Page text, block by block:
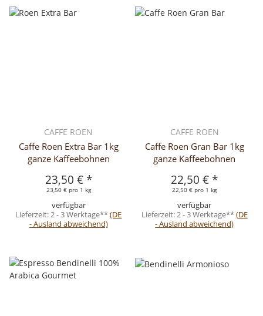
CAFFE ROEN
Caffe Roen Extra Bar 1kg
ganze Kaffeebohnen
23,50 € *
23,50 € pro 1 kg
verfügbar
Lieferzeit:2 - 3 Werktage**(DE
- Ausland abweichend)
CAFFE ROEN
Caffe Roen Gran Bar 1kg
ganze Kaffeebohnen
22,50 € *
22,50 € pro 1 kg
verfügbar
Lieferzeit:2 - 3 Werktage**(DE
- Ausland abweichend)